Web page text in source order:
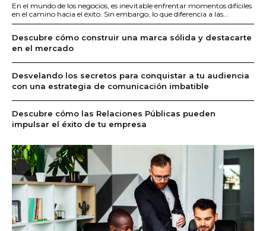
En el mundo de los negocios, es inevitable enfrentar momentos difíciles
en el camino hacia el éxito. Sin embargo, lo que diferencia a las...
Descubre cómo construir una marca sólida y destacarte
en el mercado
Desvelando los secretos para conquistar a tu audiencia
con una estrategia de comunicación imbatible
Descubre cómo las Relaciones Públicas pueden
impulsar el éxito de tu empresa